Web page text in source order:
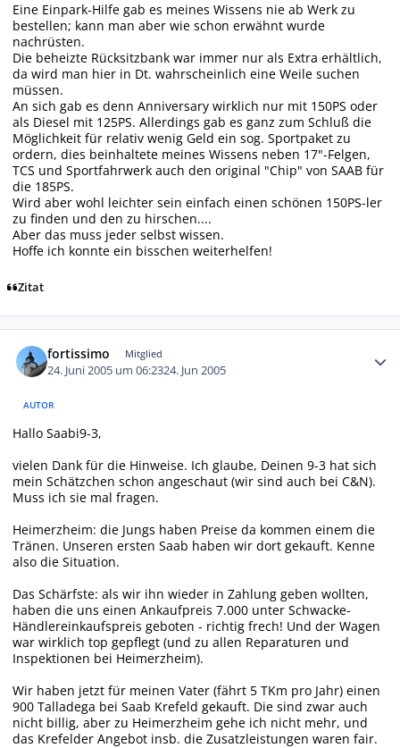
Eine Einpark-Hilfe gab es meines Wissens nie ab Werk zu
bestellen; kann man aber wie schon erwähnt wurde
nachrüsten.
Die beheizte Rücksitzbank war immer nur als Extra erhältlich,
da wird man hier in Dt. wahrscheinlich eine Weile suchen
müssen.
An sich gab es denn Anniversary wirklich nur mit 150PS oder
als Diesel mit 125PS. Allerdings gab es ganz zum Schluß die
Möglichkeit für relativ wenig Geld ein sog. Sportpaket zu
ordern, dies beinhaltete meines Wissens neben 17"-Felgen,
TCS und Sportfahrwerk auch den original "Chip" von SAAB für
die 185PS.
Wird aber wohl leichter sein einfach einen schönen 150PS-ler
zu finden und den zu hirschen....
Aber das muss jeder selbst wissen.
Hoffe ich konnte ein bisschen weiterhelfen!
Zitat
fortissimo Mitglied
24. Juni 2005 um 06:2324. Jun 2005
AUTOR
Hallo Saabi9-3,
vielen Dank für die Hinweise. Ich glaube, Deinen 9-3 hat sich
mein Schätzchen schon angeschaut (wir sind auch bei C&N).
Muss ich sie mal fragen.
Heimerzheim: die Jungs haben Preise da kommen einem die
Tränen. Unseren ersten Saab haben wir dort gekauft. Kenne
also die Situation.
Das Schärfste: als wir ihn wieder in Zahlung geben wollten,
haben die uns einen Ankaufpreis 7.000 unter Schwacke-
Händlereinkaufspreis geboten - richtig frech! Und der Wagen
war wirklich top gepflegt (und zu allen Reparaturen und
Inspektionen bei Heimerzheim).
Wir haben jetzt für meinen Vater (fährt 5 TKm pro Jahr) einen
900 Talladega bei Saab Krefeld gekauft. Die sind zwar auch
nicht billig, aber zu Heimerzheim gehe ich nicht mehr, und
das Krefelder Angebot insb. die Zusatzleistungen waren fair.